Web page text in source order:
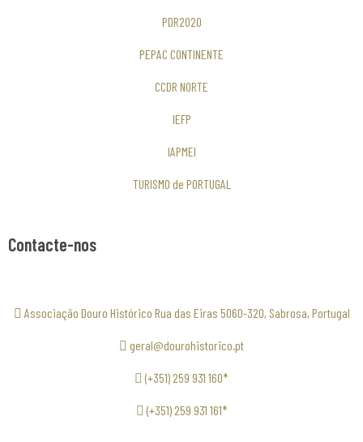
PDR2020
PEPAC CONTINENTE
CCDR NORTE
IEFP
IAPMEI
TURISMO de PORTUGAL
Contacte-nos
Associação Douro Histórico Rua das Eiras 5060-320, Sabrosa, Portugal
geral@dourohistorico.pt
(+351) 259 931 160*
(+351) 259 931 161*